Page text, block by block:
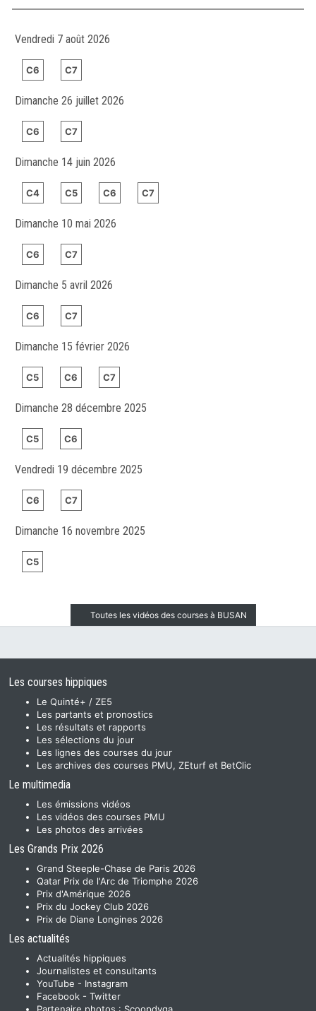
Vendredi 7 août 2026
C6 C7
Dimanche 26 juillet 2026
C6 C7
Dimanche 14 juin 2026
C4 C5 C6 C7
Dimanche 10 mai 2026
C6 C7
Dimanche 5 avril 2026
C6 C7
Dimanche 15 février 2026
C5 C6 C7
Dimanche 28 décembre 2025
C5 C6
Vendredi 19 décembre 2025
C6 C7
Dimanche 16 novembre 2025
C5
Toutes les vidéos des courses à BUSAN
Les courses hippiques
Le Quinté+ / ZE5
Les partants et pronostics
Les résultats et rapports
Les sélections du jour
Les lignes des courses du jour
Les archives des courses PMU, ZEturf et BetClic
Le multimedia
Les émissions vidéos
Les vidéos des courses PMU
Les photos des arrivées
Les Grands Prix 2026
Grand Steeple-Chase de Paris 2026
Qatar Prix de l'Arc de Triomphe 2026
Prix d'Amérique 2026
Prix du Jockey Club 2026
Prix de Diane Longines 2026
Les actualités
Actualités hippiques
Journalistes et consultants
YouTube - Instagram
Facebook - Twitter